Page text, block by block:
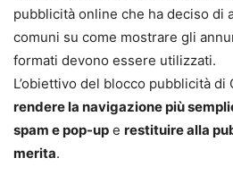
pubblicità online che ha deciso di
comuni su come mostrare gli
formati devono essere utilizzati.
L’obiettivo del blocco pubblicità di
rendere la navigazione più
spam e pop-up e restituire alla
merita.